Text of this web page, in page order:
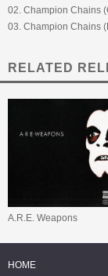
02. Champion Chains
03. Champion Chains
RELATED
A.R.E. Weapons
HOME